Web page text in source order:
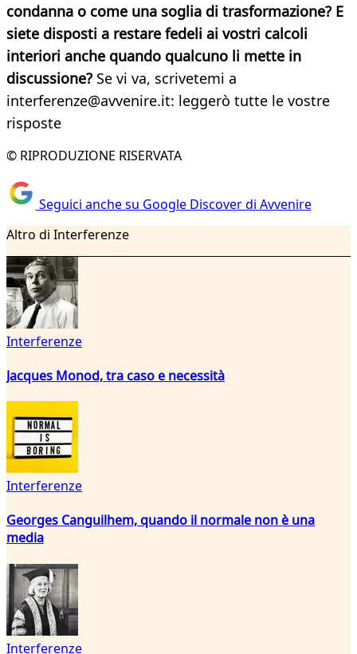
condanna o come una soglia di trasformazione? E
siete disposti a restare fedeli ai vostri calcoli
interiori anche quando qualcuno li mette in
discussione? Se vi va, scrivetemi a
interferenze@avvenire.it: leggerò tutte le vostre
risposte
© RIPRODUZIONE RISERVATA
Seguici anche su Google Discover di Avvenire
Altro di Interferenze
Interferenze
Jacques Monod, tra caso e necessità
Interferenze
Georges Canguilhem, quando il normale non è una
media
Interferenze